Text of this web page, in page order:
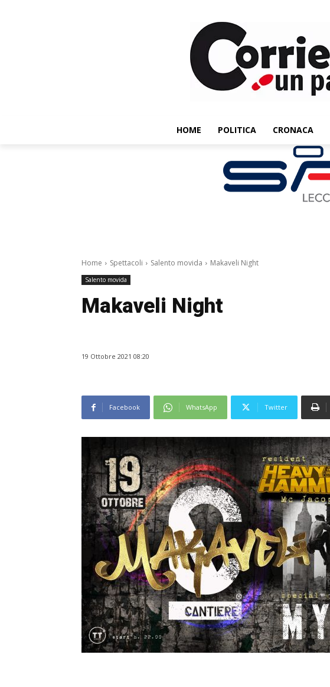
HOME POLITICA CRONACA
Home Spettacoli Salento movida Makaveli Night
Salento movida
Makaveli Night
19 Ottobre 2021 08:20
Facebook WhatsApp Twitter